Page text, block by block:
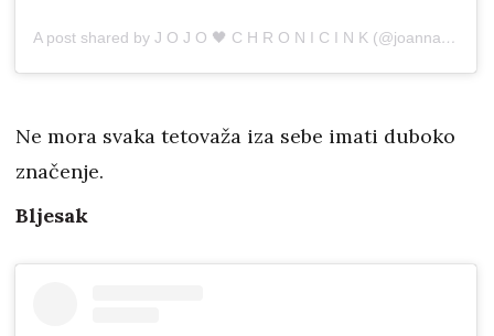
A post shared by J O J O 🖤 C H R O N I C I N K (@joannamroman)
Ne mora svaka tetovaža iza sebe imati duboko
značenje.
Bljesak